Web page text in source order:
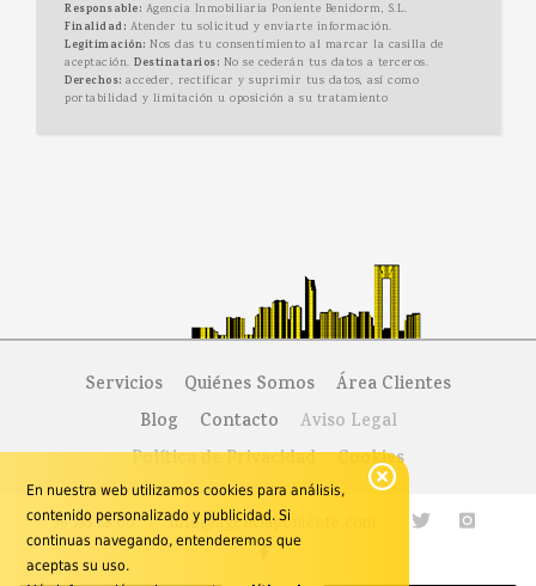
En nuestra web utilizamos cookies para análisis,
contenido personalizado y publicidad. Si
continuas navegando, entenderemos que
aceptas su uso.
Responsable: Agencia Inmobiliaria Poniente Benidorm, S.L.
Finalidad: Atender tu solicitud y enviarte información.
Legitimación: Nos das tu consentimiento al marcar la casilla de
aceptación. Destinatarios: No se cederán tus datos a terceros.
Derechos: acceder, rectificar y suprimir tus datos, así como
portabilidad y limitación u oposición a su tratamiento
Servicios Quiénes Somos
Área Clientes
Blog
Contacto
Aviso Legal
Política de Privacidad
Cookies
96 585 68 00 · info@agenciaponiente.com